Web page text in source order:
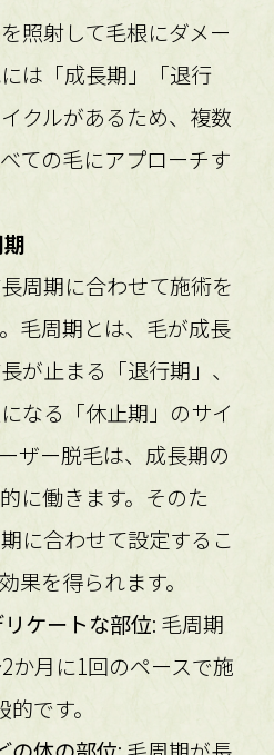
照射して毛根にダメー
は「成長期」「退行
クルがあるため、複数
ての毛にアプローチす
周期に合わせて施術を
毛周期とは、毛が成長
が止まる「退行期」、
なる「休止期」のサイ
ザー脱毛は、成長期の
に働きます。そのた
に合わせて設定するこ
果を得られます。
ケートな部位: 毛周期
か月に1回のペースで施
です。